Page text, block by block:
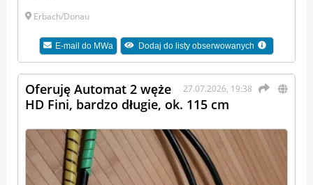
Erbach/Donau
E-mail do MWa Dodaj do listy obserwowanych
27.07.2026, 19:38
Oferuję Automat 2 węże
HD Fini, bardzo długie, ok. 115 cm